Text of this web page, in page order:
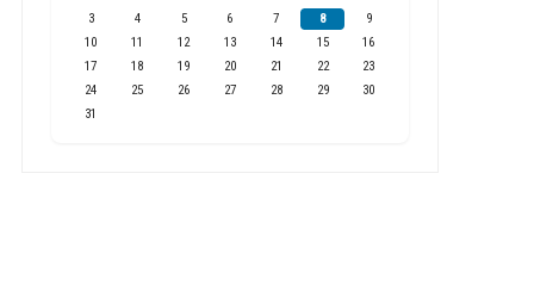
3
4 5 6 7 8
9
10
11 12 13 14 15
16
17
18 19 20 21 22
23
24
25 26 27 28 29
30
31